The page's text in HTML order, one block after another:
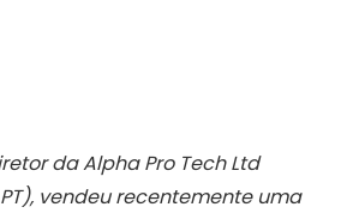
da Alpha Pro Tech Ltd
vendeu recentemente uma